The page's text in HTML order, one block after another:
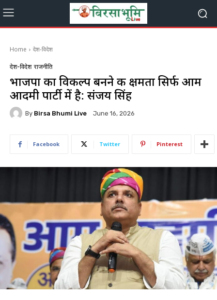
Home देश-विदेश
देश-विदेश राजनीति
भाजपा का विकल्प बनने की क्षमता सिर्फ आम
आदमी पार्टी में है: संजय सिंह
By Birsa Bhumi Live June 16, 2026
Facebook Twitter Pinterest